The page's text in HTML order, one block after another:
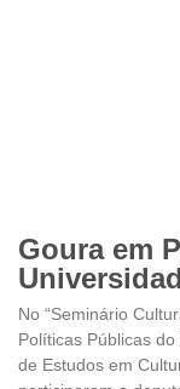
Goura em
No “Seminário
Políticas Públicas
de Estudos em